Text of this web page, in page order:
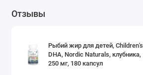
Отзывы
Рыбий жир для детей, Children's
DHA, Nordic Naturals, клубника,
250 мг, 180 капсул